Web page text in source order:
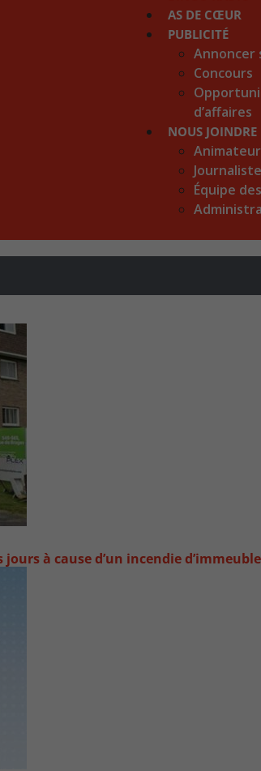
AS DE CŒUR
PUBLICITÉ
Annoncer
Concours
d’affaires
NOUS JOINDRE
Équipe
à cause d’un incendie d’immeuble